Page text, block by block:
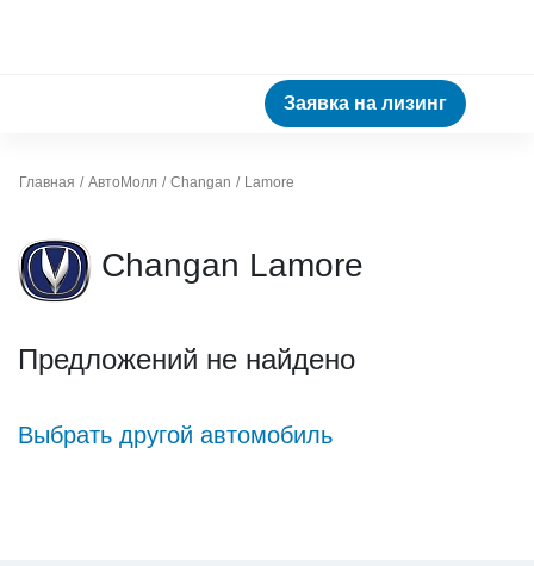
Заявка на лизинг
Главная АвтоМолл Changan Lamore
Changan Lamore
Предложений не найдено
Выбрать другой автомобиль